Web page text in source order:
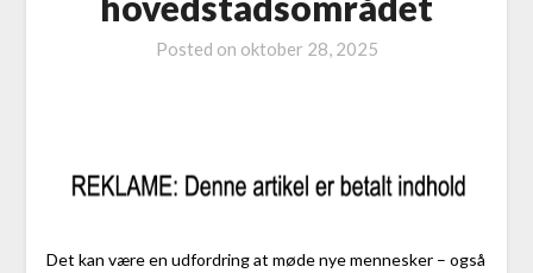
Posted on oktober 28, 2025
Det kan være en udfordring at møde nye mennesker – også